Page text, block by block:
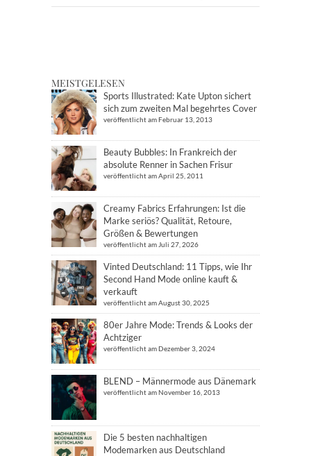
MEISTGELESEN
Sports Illustrated: Kate Upton sichert
sich zum zweiten Mal begehrtes Cover
veröffentlicht am Februar 13, 2013
Beauty Bubbles: In Frankreich der
absolute Renner in Sachen Frisur
veröffentlicht am April 25, 2011
Creamy Fabrics Erfahrungen: Ist die
Marke seriös? Qualität, Retoure,
Größen & Bewertungen
veröffentlicht am Juli 27, 2026
Vinted Deutschland: 11 Tipps, wie Ihr
Second Hand Mode online kauft &
verkauft
veröffentlicht am August 30, 2025
80er Jahre Mode: Trends & Looks der
Achtziger
veröffentlicht am Dezember 3, 2024
BLEND – Männermode aus Dänemark
veröffentlicht am November 16, 2013
Die 5 besten nachhaltigen
Modemarken aus Deutschland